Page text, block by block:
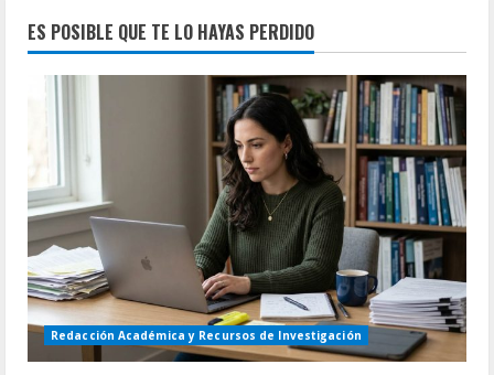
ES POSIBLE QUE TE LO HAYAS PERDIDO
Redacción Académica y Recursos de Investigación